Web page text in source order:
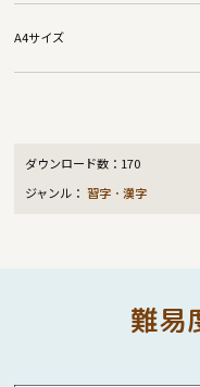
A4サイズ
ダウンロード数： 170
ジャンル：習字・漢字
難易